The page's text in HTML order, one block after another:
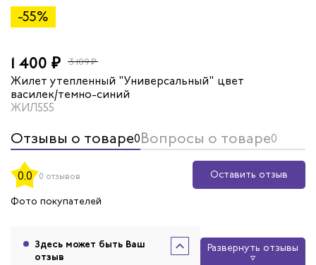
-55%
1 400 ₽ 3 109 ₽
Жилет утепленный "Универсальный" цвет
василек/темно-синий
ЖИЛ555
Отзывы о товаре0Вопросы о товаре0
0.0 0 отзывов
Оставить отзыв
Фото покупателей
Здесь может быть Ваш
отзыв
Развернуть отзывы